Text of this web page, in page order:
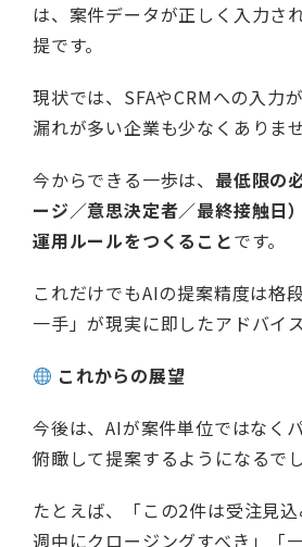
は、案件データが正しく入力さ
提です。
現状では、SFAやCRMへの入力
漏れが多い企業も少なくありませ
今からできる一歩は、 最低限の
ージ／意思決定者／最終接触日
運用ルールをつくることです。
これだけでもAIの提案精度は格
一手」が現実に即したアドバイ
これからの展望
今後は、AIが案件単位ではなく
俯瞰して提案するようになるでし
たとえば、「この2件は受注見
週中にクロージングすべき」「